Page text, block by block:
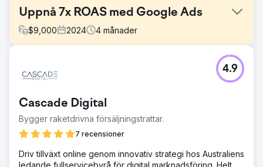
Uppnå 7x ROAS med Google Ads
$9,000 2024 4 månader
En modebutik hade lanserat betalda annonser internt men
kämpade med låga konverteringsfrekvenser och
strukturerat och kampanjerna var inte segmenterade efter
målgrupp eller produktkategori.
Lösning
Pmax-shoppingkampanjer, varumärkesbaserade
Cascade Digital
Bygger raketdrivna försäljningstrattar.
7 recensioner
4.9
Driv tillväxt online genom innovativ strategi hos Australiens
ledande fullservicebyrå för digital marknadsföring. Helt